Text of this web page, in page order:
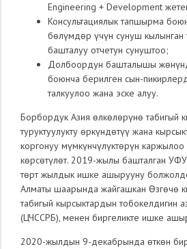
Engineering + Development
Консультациялык тапшырма
бөлүмдөр үчүн сунуш кылынган
башталуу отчетун сунуштоо;
Долбоордун башталышы
боюнча берилген сын-
талкуулоо жана эске алуу.
Борбордук Азия өлкөлөрүнө табигый
туруктуулукту өркүндөтүү жана
коргонуу мүмкүнчүлүктөрүн
көрсөтүлөт. 2019-жылы башталган
төрт жылдык ишке ашырууну
Алматы шаарында жайгашкан Өзгөчө
табигый кырсыктардын тобокелдигин
(ЦЧССРБ), менен биргеликте ишке
2020-жылдын 9-декабрында өткөн